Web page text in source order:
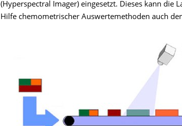
(Hyperspectral Imager) eingesetzt. Dieses kann die
Hilfe chemometrischer Auswertemethoden auch